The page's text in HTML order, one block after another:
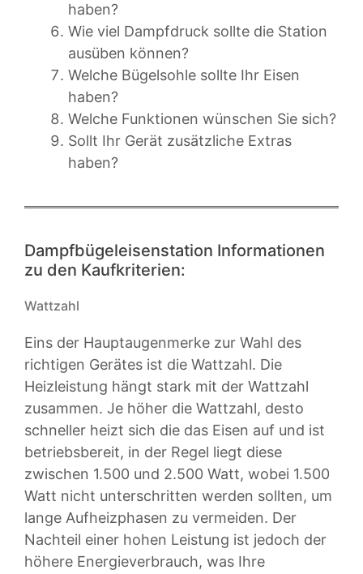
haben?
Wie viel Dampfdruck sollte die Station
ausüben können?
Welche Bügelsohle sollte Ihr Eisen
haben?
Welche Funktionen wünschen Sie sich?
Sollt Ihr Gerät zusätzliche Extras
haben?
Dampfbügeleisenstation Informationen
zu den Kaufkriterien:
Wattzahl
Eins der Hauptaugenmerke zur Wahl des
richtigen Gerätes ist die Wattzahl. Die
Heizleistung hängt stark mit der Wattzahl
zusammen. Je höher die Wattzahl, desto
schneller heizt sich die das Eisen auf und ist
betriebsbereit, in der Regel liegt diese
zwischen 1.500 und 2.500 Watt, wobei 1.500
Watt nicht unterschritten werden sollten, um
lange Aufheizphasen zu vermeiden. Der
Nachteil einer hohen Leistung ist jedoch der
höhere Energieverbrauch, was Ihre